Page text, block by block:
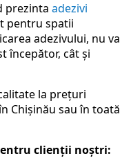
prezinta adezivi
pentru spatii
adezivului, nu va
începător, cât și
la prețuri
Chișinău sau în toată
clienții noștri: